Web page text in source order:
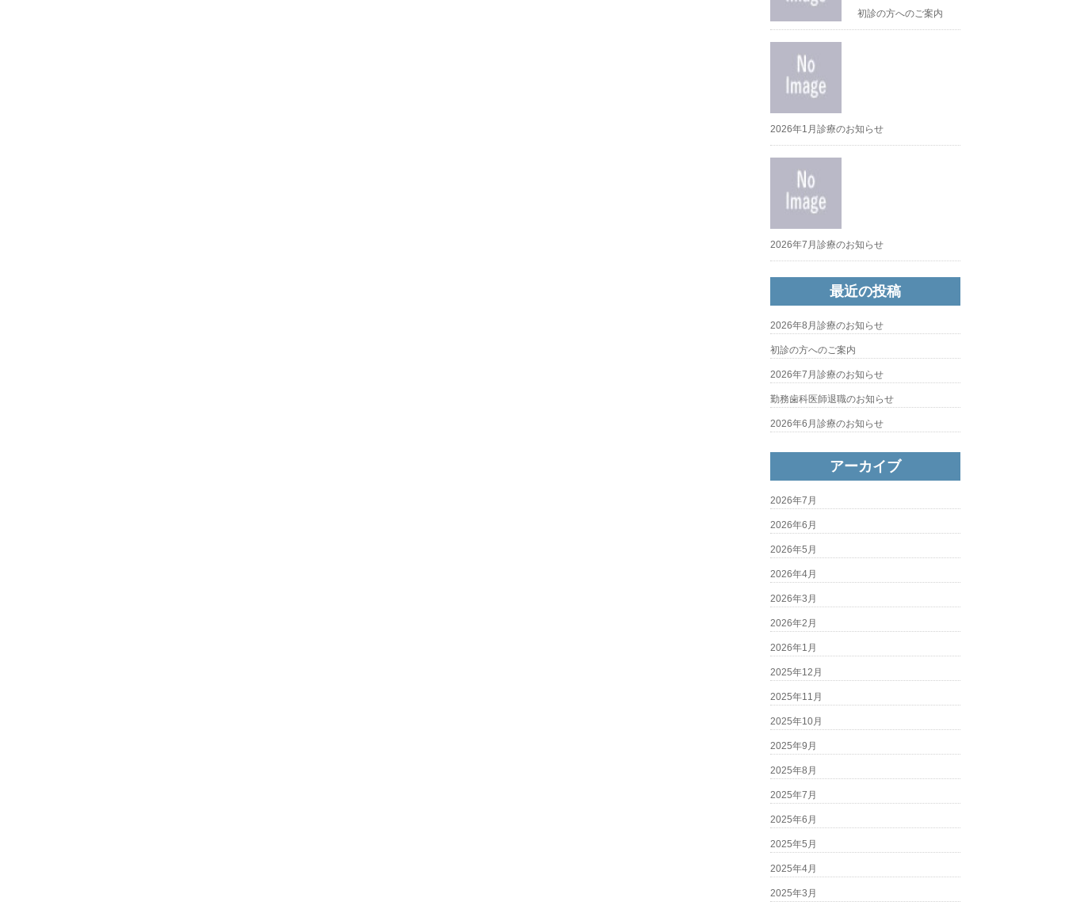
初診の方へのご案内
2026年1月診療のお知らせ
2026年7月診療のお知らせ
最近の投稿
2026年8月診療のお知らせ
初診の方へのご案内
2026年7月診療のお知らせ
勤務歯科医師退職のお知らせ
2026年6月診療のお知らせ
アーカイブ
2026年7月
2026年6月
2026年5月
2026年4月
2026年3月
2026年2月
2026年1月
2025年12月
2025年11月
2025年10月
2025年9月
2025年8月
2025年7月
2025年6月
2025年5月
2025年4月
2025年3月